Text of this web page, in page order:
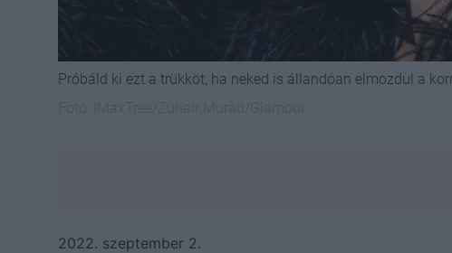
Próbáld ki ezt a trükköt, ha neked is állandóan elmozdul a
2022. szeptember 2.